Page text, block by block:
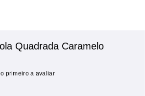
Quadrada Caramelo
primeiro a avaliar